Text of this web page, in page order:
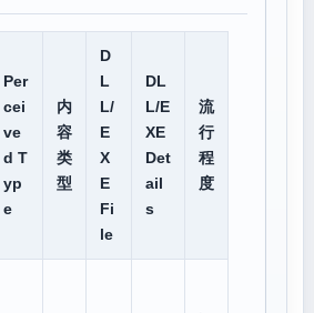
Per
cei
ve
d T
yp
e
内
容
类
型
D
L
L/
E
X
E
Fi
le
DL
L/E
XE
Det
ail
s
流
行
程
度